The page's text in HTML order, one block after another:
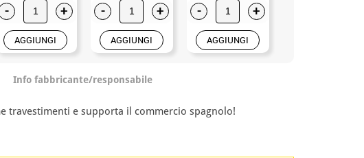
- +
AGGIUNGI
- +
AGGIUNGI
- +
AGGIUNGI
Info fabbricante/responsabile
travestimenti e supporta il commercio spagnolo!